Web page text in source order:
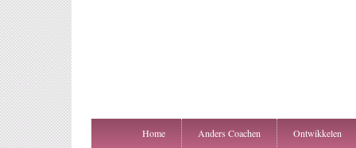
Home Anders Coachen Ontwikkelen